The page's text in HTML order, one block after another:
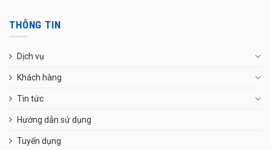
THÔNG TIN
Dịch vụ
Khách hàng
Tin tức
Hướng dẫn sử dụng
Tuyển dụng